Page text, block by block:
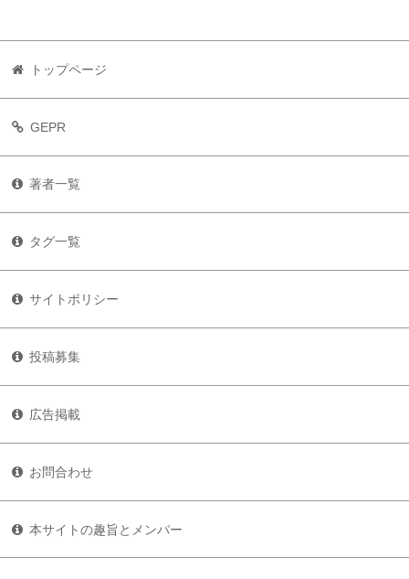
トップページ
GEPR
著者一覧
タグ一覧
サイトポリシー
投稿募集
広告掲載
お問合わせ
本サイトの趣旨とメンバー